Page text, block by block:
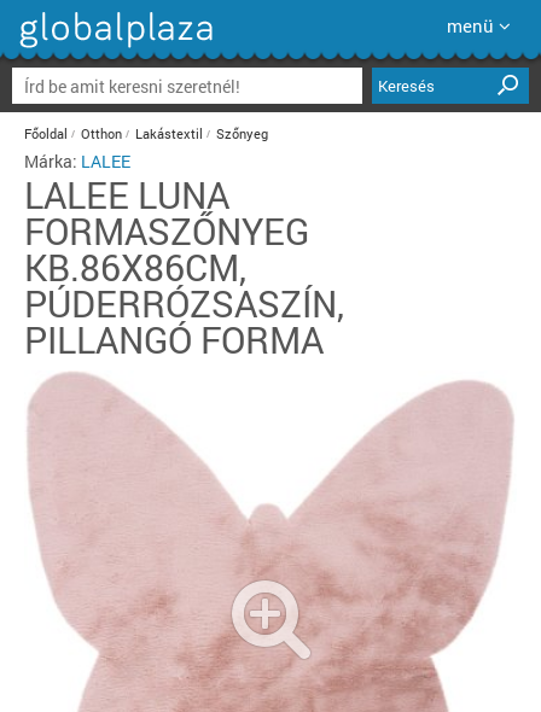
menü
Keresés
Főoldal Otthon Lakástextil Szőnyeg
Márka: LALEE
LALEE LUNA
FORMASZŐNYEG
KB.86X86CM,
PÚDERRÓZSASZÍN,
PILLANGÓ FORMA